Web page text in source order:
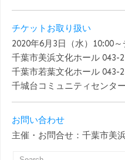
チケットお取り扱い
2020年6月3日（水）10:00～
千葉市美浜文化ホール 043-
千葉市若葉文化ホール 043-
千城台コミュニティセンタ
お問い合わせ
主催・お問合せ：千葉市美